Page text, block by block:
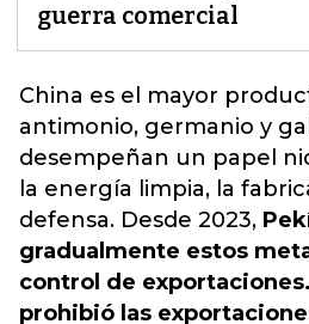
guerra comercial
China es el mayor
antimonio, germanio y
desempeñan un papel
la energía limpia, la
defensa. Desde 2023,
gradualmente estos
control de
prohibió las